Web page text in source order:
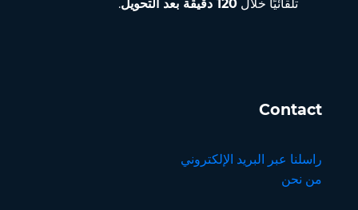
تلقائيًا خلال 120 دقيقة بعد التحويل .
Contact
راسلنا عبر البريد الإلكتروني
من نحن